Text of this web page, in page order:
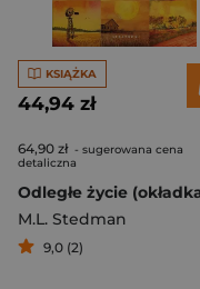
KSIĄŻKA
44,94 zł
64,90 zł - sugerowana cena
detaliczna
M.L. Stedman
9,0 (2)